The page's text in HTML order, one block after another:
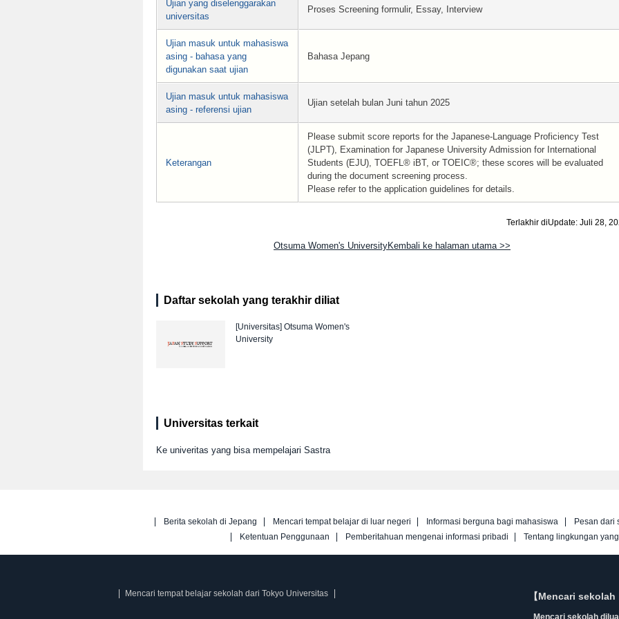
Ujian yang diselenggarakan
universitas
Proses Screening formulir, Essay, Interview
Ujian masuk untuk mahasiswa
asing - bahasa yang
digunakan saat ujian
Bahasa Jepang
Ujian masuk untuk mahasiswa
asing - referensi ujian
Ujian setelah bulan Juni tahun 2025
Keterangan
Please submit score reports for the Japanese-Language Proficiency Test
(JLPT), Examination for Japanese University Admission for International
Students (EJU), TOEFL® iBT, or TOEIC®; these scores will be evaluated
during the document screening process.
Please refer to the application guidelines for details.
Terlakhir diUpdate: Juli 28,
Otsuma Women's UniversityKembali ke halaman utama >>
Daftar sekolah yang terakhir diliat
[Universitas] Otsuma Women's
University
Universitas terkait
Ke univeritas yang bisa mempelajari Sastra
Berita sekolah di Jepang Mencari tempat belajar di luar negeri Informasi berguna bagi mahasiswa
Pesan dari
Ketentuan Penggunaan
Pemberitahuan mengenai informasi pribadi Tentang lingkungan
Mencari tempat belajar sekolah dari Tokyo Universitas 【Mencari
Mencari sekolah